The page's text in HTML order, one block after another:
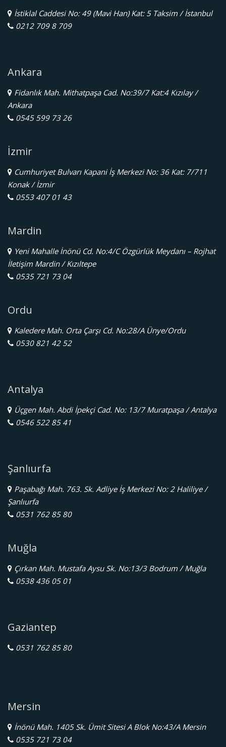
İstiklal Caddesi No: 49 (Mavi Han) Kat: 5 Taksim / İstanbul
0212 709 8 709
Ankara
Fidanlık Mah. Mithatpaşa Cad. No:39/7 Kat:4 Kızılay /
Ankara
0545 599 73 26
İzmir
Cumhuriyet Bulvarı Kapani İş Merkezi No: 36 Kat: 7/711
Konak / İzmir
0553 407 01 43
Mardin
Yeni Mahalle İnönü Cd. No:4/C Özgürlük Meydanı – Rojhat
İletişim Mardin / Kızıltepe
0535 721 73 04
Ordu
Kaledere Mah. Orta Çarşı Cd. No:28/A Ünye/Ordu
0530 821 42 52
Antalya
Üçgen Mah. Abdi İpekçi Cad. No: 13/7 Muratpaşa / Antalya
0546 522 85 41
Şanlıurfa
Paşabağı Mah. 763. Sk. Adliye İş Merkezi No: 2 Haliliye /
Şanlıurfa
0531 762 85 80
Muğla
Çırkan Mah. Mustafa Aysu Sk. No:13/3 Bodrum / Muğla
0538 436 05 01
Gaziantep
0531 762 85 80
Mersin
İnönü Mah. 1405 Sk. Ümit Sitesi A Blok No:43/A Mersin
0535 721 73 04